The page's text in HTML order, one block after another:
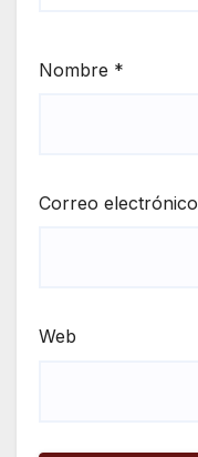
Nombre *
Correo electrónico
Web